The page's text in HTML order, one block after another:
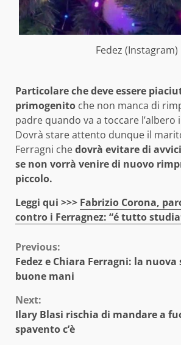
Fedez (Instagram)
Particolare che deve essere
primogenito che non manca di
padre quando va a toccare l’albero
Dovrà stare attento dunque il
Ferragni chedovrà evitare di
se non vorrà venire di nuovo
piccolo.
Leggi qui >>> Fabrizio Corona,
contro i Ferragnez: “é tutto
Continue
Reading
Previous:
Fedez e Chiara Ferragni: la
buone mani
Next:
Ilary Blasi rischia di mandare a
spavento c’è